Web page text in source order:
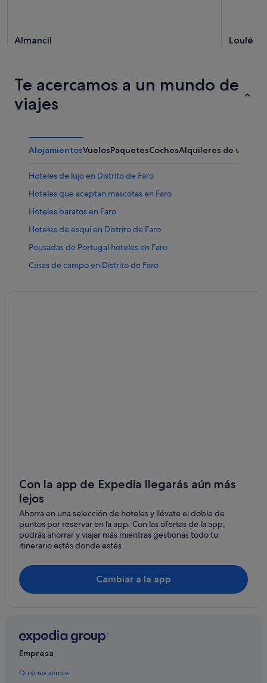
Almancil Loulé
Te acercamos a un mundo de
viajes
AlojamientosVuelosPaquetesCochesAlquileres de
Hoteles de lujo en Distrito de Faro
Hoteles que aceptan mascotas en Faro
Hoteles baratos en Faro
Hoteles de esquí en Distrito de Faro
Pousadas de Portugal hoteles en Faro
Casas de campo en Distrito de Faro
Hoteles LGTBQIA en Distrito de Faro
Casas rurales en Distrito de Faro
Villas en Distrito de Faro
Hoteles con bodega en Distrito de Faro
São Pedro hoteles
Hoteles para familias en Distrito de Faro
Casas privadas de vacaciones en Distrito de Faro
Casco antiguo de Faro hoteles
Hoteles de aventura en Distrito de Faro
Albergues en Faro
Con la app de Expedia llegarás aún más
lejos
Ahorra en una selección de hoteles y llévate el doble de
puntos por reservar en la app. Con las ofertas de la app,
podrás ahorrar y viajar más mientras gestionas todo tu
itinerario estés donde estés.
Cambiar a la app
Empresa
Quiénes somos